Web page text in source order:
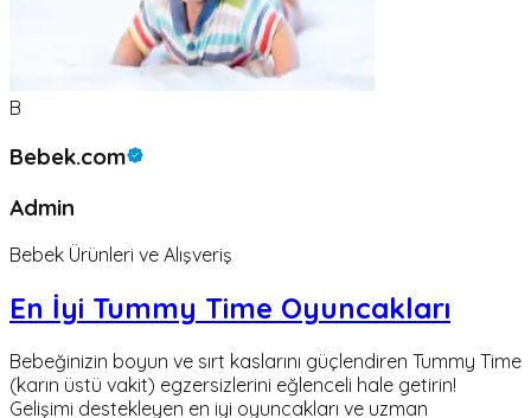
B
Bebek.com
Admin
Bebek Ürünleri ve Alışveriş
En İyi Tummy Time Oyuncakları
Bebeğinizin boyun ve sırt kaslarını güçlendiren Tummy Time
(karın üstü vakit) egzersizlerini eğlenceli hale getirin!
Gelişimi destekleyen en iyi oyuncakları ve uzman